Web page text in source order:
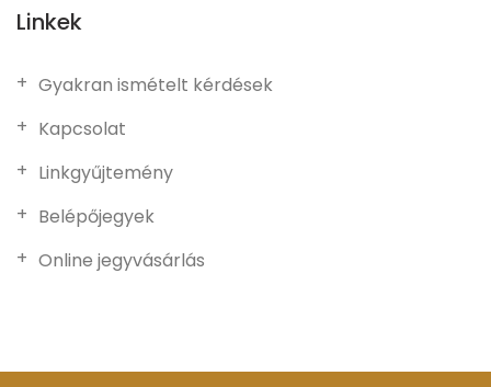
Linkek
Gyakran ismételt kérdések
Kapcsolat
Linkgyűjtemény
Belépőjegyek
Online jegyvásárlás